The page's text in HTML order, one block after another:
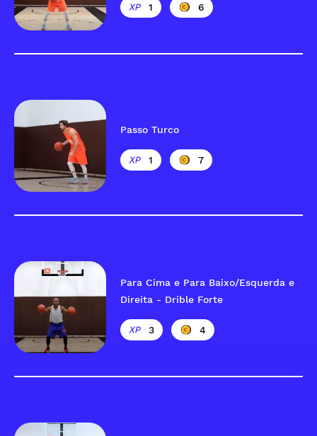
1 6
Passo Turco
1 7
Para Cima e Para Baixo/Esquerda e
Direita - Drible Forte
3 4